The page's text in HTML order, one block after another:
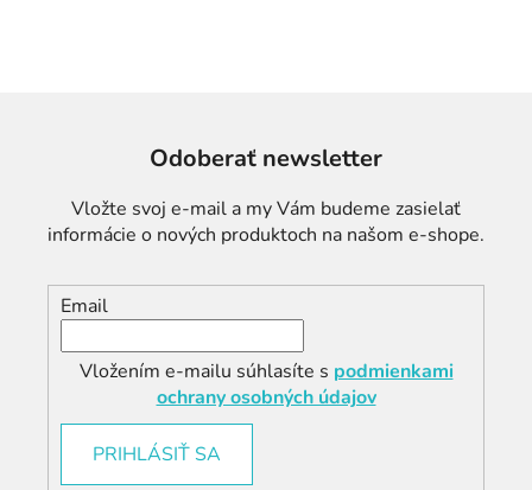
Odoberať newsletter
Vložte svoj e-mail a my Vám budeme zasielať
informácie o nových produktoch na našom e-shope.
Email
Vložením e-mailu súhlasíte s podmienkami
ochrany osobných údajov
PRIHLÁSIŤ SA